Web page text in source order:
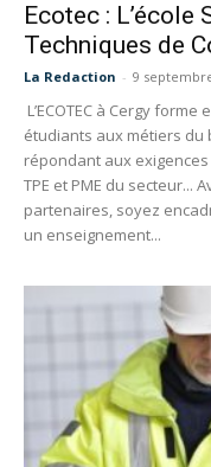
Ecotec : L’école
Techniques de
La Redaction - 9
L’ECOTEC à Cergy
étudiants aux métiers
répondant aux
TPE et PME du secteur...
partenaires, soyez
un enseignement...